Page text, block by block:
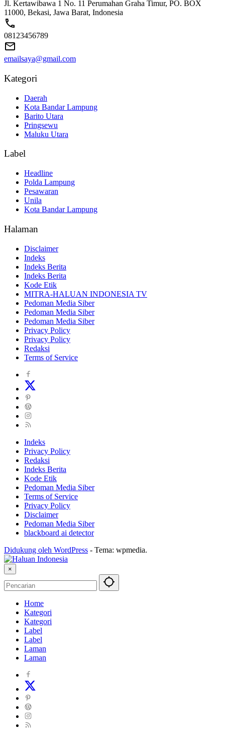
Jl. Kertawibawa 1 No. 11 Perumahan Graha Timur, PO. BOX
11000, Bekasi, Jawa Barat, Indonesia
08123456789
emailsaya@gmail.com
Kategori
Daerah
Kota Bandar Lampung
Barito Utara
Pringsewu
Maluku Utara
Label
Headline
Polda Lampung
Pesawaran
Unila
Kota Bandar Lampung
Halaman
Disclaimer
Indeks
Indeks Berita
Indeks Berita
Kode Etik
MITRA-HALUAN INDONESIA TV
Pedoman Media Siber
Pedoman Media Siber
Pedoman Media Siber
Privacy Policy
Privacy Policy
Redaksi
Terms of Service
Indeks
Privacy Policy
Redaksi
Indeks Berita
Kode Etik
Pedoman Media Siber
Terms of Service
Privacy Policy
Disclaimer
Pedoman Media Siber
blackboard ai detector
Didukung oleh WordPress - Tema: wpmedia.
×
Home
Kategori
Kategori
Label
Label
Laman
Laman